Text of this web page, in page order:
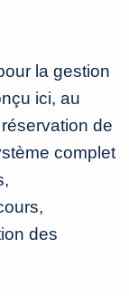
la gestion
ici, au
de
complet
des